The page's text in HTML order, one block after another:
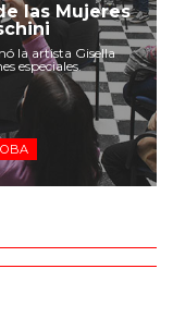
las Mujeres
la artista Gisella
especiales.